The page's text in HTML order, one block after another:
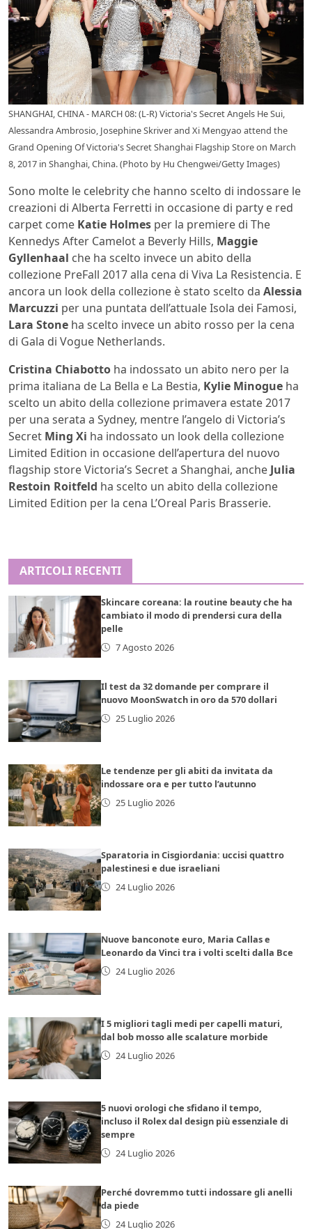
SHANGHAI, CHINA - MARCH 08: (L-R) Victoria's Secret Angels He Sui,
Alessandra Ambrosio, Josephine Skriver and Xi Mengyao attend the
Grand Opening Of Victoria's Secret Shanghai Flagship Store on March
8, 2017 in Shanghai, China. (Photo by Hu Chengwei/Getty Images)
Sono molte le celebrity che hanno scelto di indossare le
creazioni di Alberta Ferretti in occasione di party e red
carpet come Katie Holmes per la premiere di The
Kennedys After Camelot a Beverly Hills, Maggie
Gyllenhaal che ha scelto invece un abito della
collezione PreFall 2017 alla cena di Viva La Resistencia. E
ancora un look della collezione è stato scelto da Alessia
Marcuzzi per una puntata dell’attuale Isola dei Famosi,
Lara Stone ha scelto invece un abito rosso per la cena
di Gala di Vogue Netherlands.
Cristina Chiabotto ha indossato un abito nero per la
prima italiana de La Bella e La Bestia, Kylie Minogue ha
scelto un abito della collezione primavera estate 2017
per una serata a Sydney, mentre l’angelo di Victoria’s
Secret Ming Xi ha indossato un look della collezione
Limited Edition in occasione dell’apertura del nuovo
flagship store Victoria’s Secret a Shanghai, anche Julia
Restoin Roitfeld ha scelto un abito della collezione
Limited Edition per la cena L’Oreal Paris Brasserie.
ARTICOLI RECENTI
Skincare coreana: la routine beauty che ha
cambiato il modo di prendersi cura della
pelle
7 Agosto 2026
Il test da 32 domande per comprare il
nuovo MoonSwatch in oro da 570 dollari
25 Luglio 2026
Le tendenze per gli abiti da invitata da
indossare ora e per tutto l’autunno
25 Luglio 2026
Sparatoria in Cisgiordania: uccisi quattro
palestinesi e due israeliani
24 Luglio 2026
Nuove banconote euro, Maria Callas e
Leonardo da Vinci tra i volti scelti dalla Bce
24 Luglio 2026
I 5 migliori tagli medi per capelli maturi,
dal bob mosso alle scalature morbide
24 Luglio 2026
5 nuovi orologi che sfidano il tempo,
incluso il Rolex dal design più essenziale di
sempre
24 Luglio 2026
Perché dovremmo tutti indossare gli anelli
da piede
24 Luglio 2026